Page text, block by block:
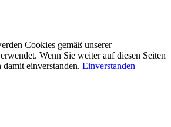
Cookies gemäß unserer
Wenn Sie weiter auf diesen Seiten
einverstanden. Einverstanden